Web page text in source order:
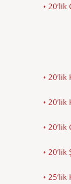
• 20’lik
• 20’lik
• 20’lik
• 20’lik
• 20’lik
• 25’lik